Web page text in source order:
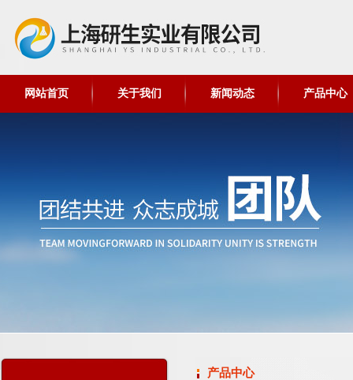
网站首页 关于我们 新闻动态 产品中心
产品中心